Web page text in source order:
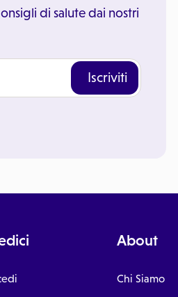
di salute dai nostri
Iscriviti
About
Chi Siamo